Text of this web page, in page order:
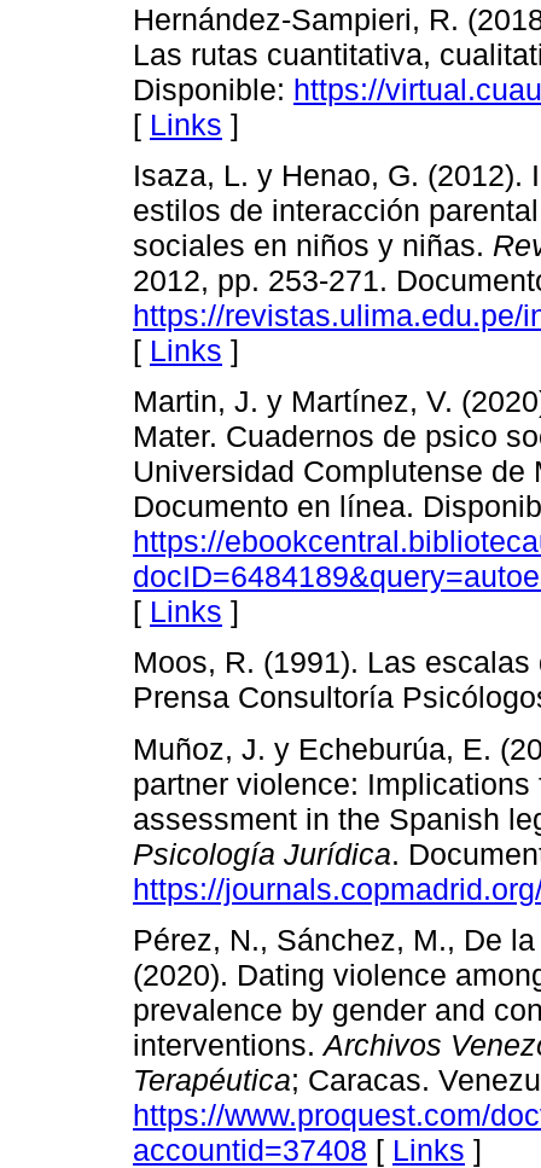
Hernández-Sampieri, R.
Las rutas cuantitativa,
Disponible: https://
[ Links ]
Isaza, L. y Henao, G.
estilos de interacción
sociales en niños y niñas.
2012, pp. 253-271.
https://revistas.ulima.edu.pe/
[ Links ]
Martin, J. y Martínez, V.
Mater. Cuadernos de psico
Universidad Complutense
Documento en línea.
https://
[ Links ]
Moos, R. (1991). Las
Prensa Consultoría
Muñoz, J. y Echeburúa, E.
partner violence:
assessment in the Spanish
Psicología Jurídica.
https://
Pérez, N., Sánchez, M., De
(2020). Dating violence
prevalence by gender and
interventions.Archivos
Terapéutica; Caracas.
https://www.proquest.com/
accountid=37408 [ Links ]